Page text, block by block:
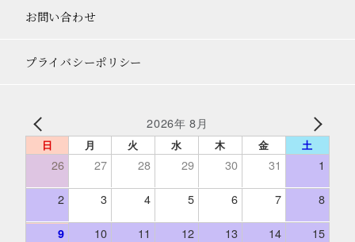
お問い合わせ
プライバシーポリシー
2026年 8月
日 月 火 水 木 金 土
26 27 28 29 30 31 1
2 3 4 5 6 7 8
9 10 11 12 13 14 15